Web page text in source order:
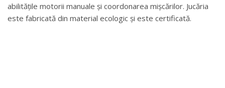
abilitățile motorii manuale și coordonarea mișcărilor. Jucăria
este fabricată din material ecologic și este certificată.